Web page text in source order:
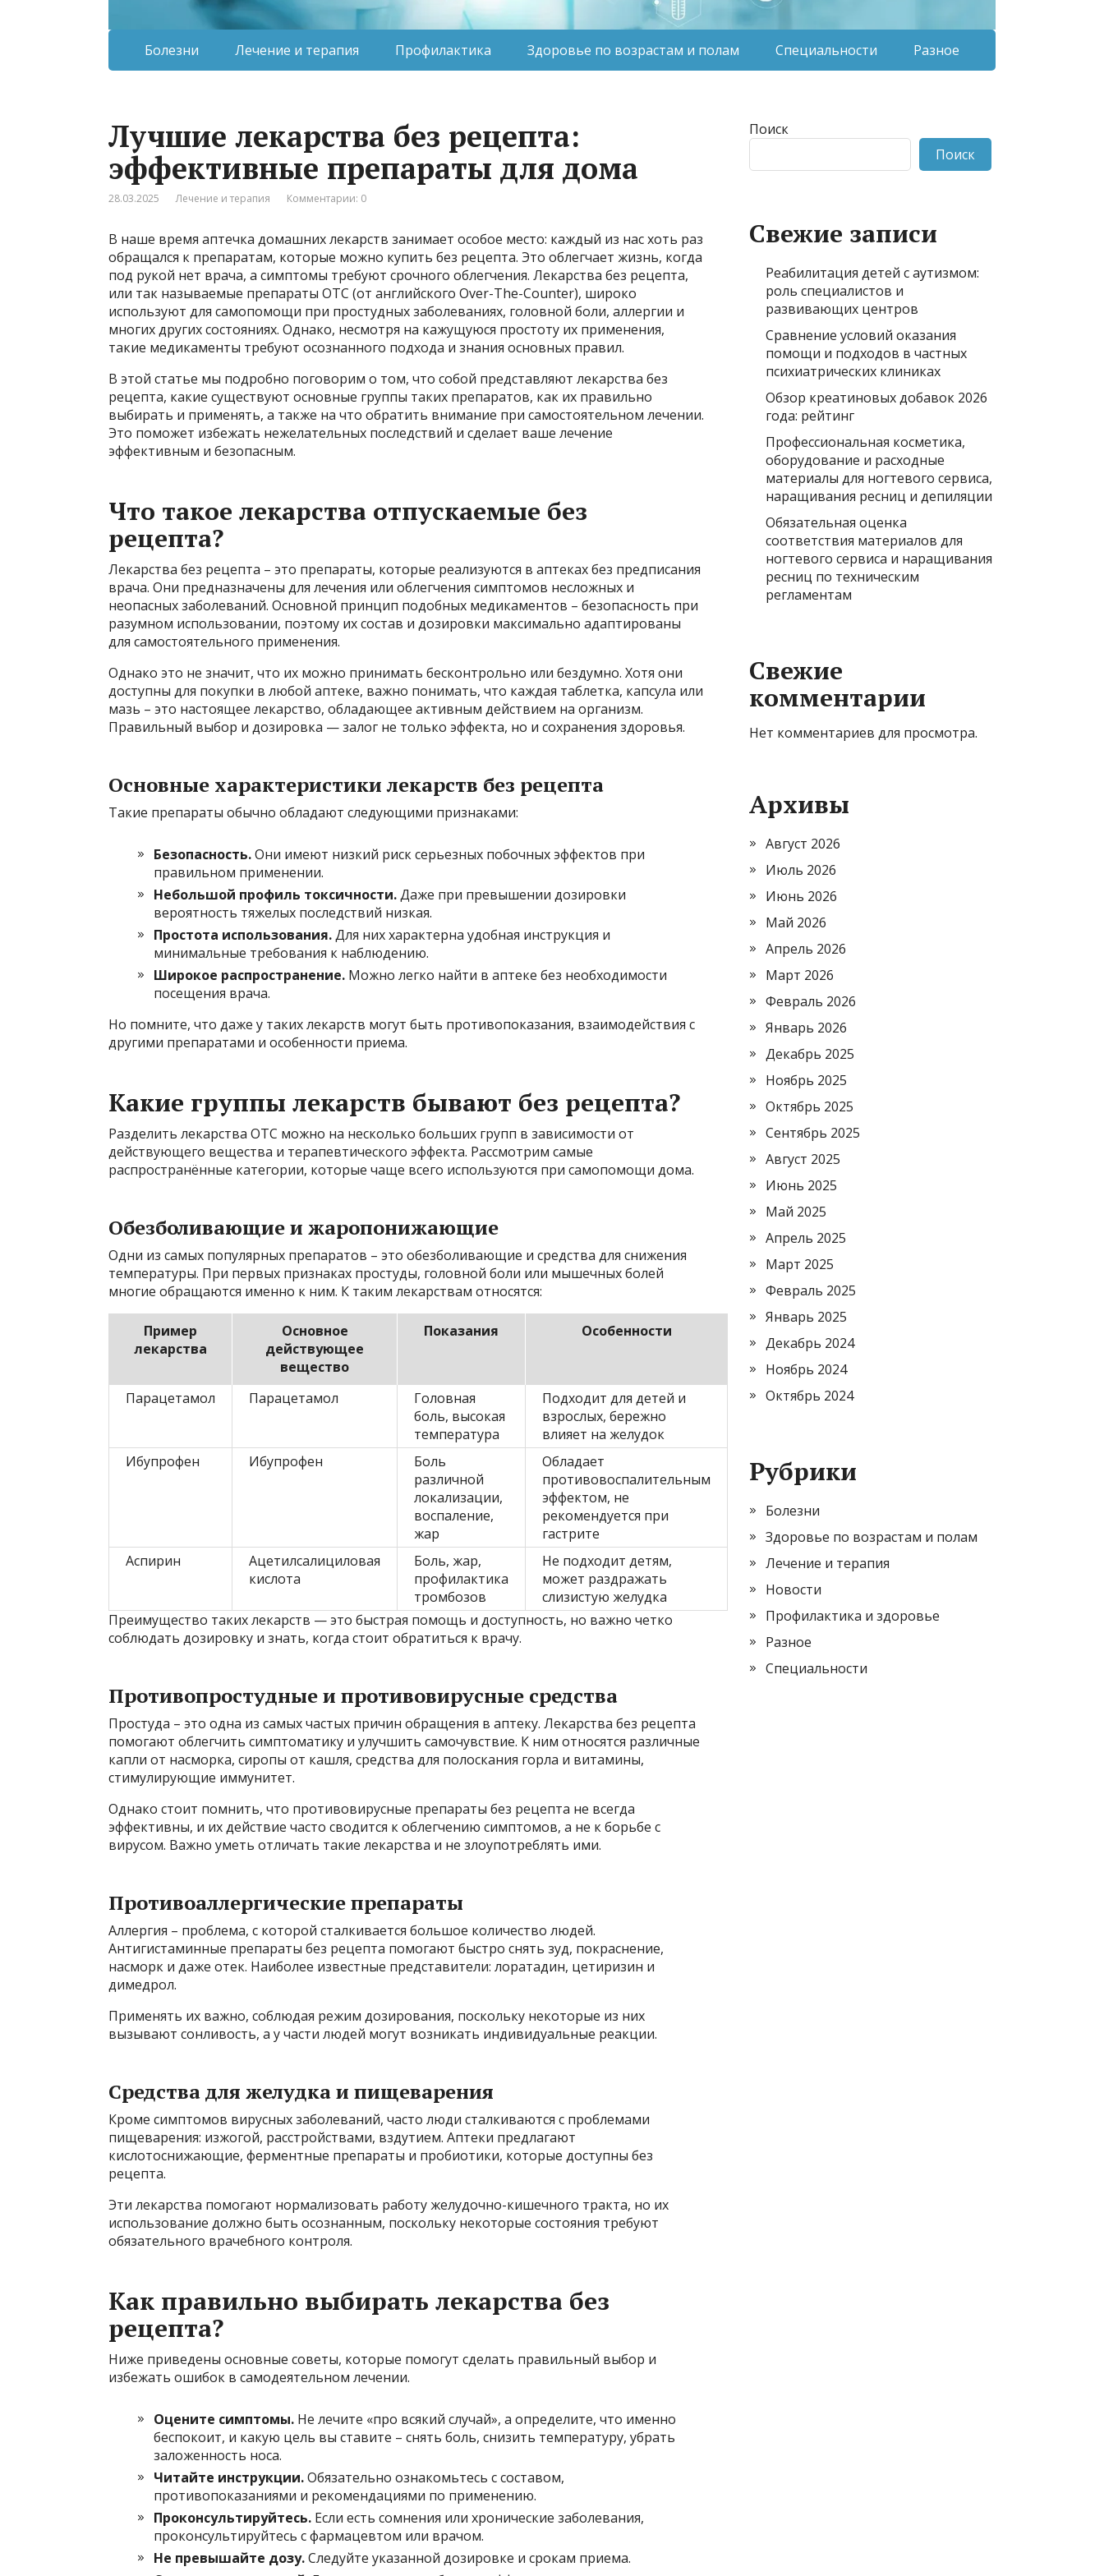
Болезни Лечение и терапия Профилактика Здоровье по возрастам и полам Специальности Разное
Лучшие лекарства без рецепта:
эффективные препараты для дома
28.03.2025 Лечение и терапия Комментарии: 0
В наше время аптечка домашних лекарств занимает особое место: каждый из нас хоть раз
обращался к препаратам, которые можно купить без рецепта. Это облегчает жизнь, когда
под рукой нет врача, а симптомы требуют срочного облегчения. Лекарства без рецепта,
или так называемые препараты OTC (от английского Over-The-Counter), широко
используют для самопомощи при простудных заболеваниях, головной боли, аллергии и
многих других состояниях. Однако, несмотря на кажущуюся простоту их применения,
такие медикаменты требуют осознанного подхода и знания основных правил.
В этой статье мы подробно поговорим о том, что собой представляют лекарства без
рецепта, какие существуют основные группы таких препаратов, как их правильно
выбирать и применять, а также на что обратить внимание при самостоятельном лечении.
Это поможет избежать нежелательных последствий и сделает ваше лечение
эффективным и безопасным.
Что такое лекарства отпускаемые без
рецепта?
Лекарства без рецепта – это препараты, которые реализуются в аптеках без предписания
врача. Они предназначены для лечения или облегчения симптомов несложных и
неопасных заболеваний. Основной принцип подобных медикаментов – безопасность при
разумном использовании, поэтому их состав и дозировки максимально адаптированы
для самостоятельного применения.
Однако это не значит, что их можно принимать бесконтрольно или бездумно. Хотя они
доступны для покупки в любой аптеке, важно понимать, что каждая таблетка, капсула или
мазь – это настоящее лекарство, обладающее активным действием на организм.
Правильный выбор и дозировка — залог не только эффекта, но и сохранения здоровья.
Основные характеристики лекарств без рецепта
Такие препараты обычно обладают следующими признаками:
Безопасность.Они имеют низкий риск серьезных побочных эффектов при
правильном применении.
Небольшой профиль токсичности.Даже при превышении дозировки
вероятность тяжелых последствий низкая.
Простота использования.Для них характерна удобная инструкция и
минимальные требования к наблюдению.
Широкое распространение. Можно легко найти в аптеке без необходимости
посещения врача.
Но помните, что даже у таких лекарств могут быть противопоказания, взаимодействия с
другими препаратами и особенности приема.
Какие группы лекарств бывают без рецепта?
Разделить лекарства OTC можно на несколько больших групп в зависимости от
действующего вещества и терапевтического эффекта. Рассмотрим самые
распространённые категории, которые чаще всего используются при самопомощи дома.
Обезболивающие и жаропонижающие
Одни из самых популярных препаратов – это обезболивающие и средства для снижения
температуры. При первых признаках простуды, головной боли или мышечных болей
многие обращаются именно к ним. К таким лекарствам относятся:
Пример
лекарства
Основное
действующее
вещество
Показания Особенности
Парацетамол Парацетамол
Головная
боль, высокая
температура
Подходит для детей и
взрослых, бережно
влияет на желудок
Ибупрофен
Ибупрофен
Боль
различной
локализации,
воспаление,
жар
Обладает
противовоспалительным
эффектом, не
рекомендуется при
гастрите
Аспирин
Ацетилсалициловая
кислота
Боль, жар,
профилактика
тромбозов
Не подходит детям,
может раздражать
слизистую желудка
Преимущество таких лекарств — это быстрая помощь и доступность, но важно четко
соблюдать дозировку и знать, когда стоит обратиться к врачу.
Противопростудные и противовирусные средства
Простуда – это одна из самых частых причин обращения в аптеку. Лекарства без рецепта
помогают облегчить симптоматику и улучшить самочувствие. К ним относятся различные
капли от насморка, сиропы от кашля, средства для полоскания горла и витамины,
стимулирующие иммунитет.
Однако стоит помнить, что противовирусные препараты без рецепта не всегда
эффективны, и их действие часто сводится к облегчению симптомов, а не к борьбе с
вирусом. Важно уметь отличать такие лекарства и не злоупотреблять ими.
Противоаллергические препараты
Аллергия – проблема, с которой сталкивается большое количество людей.
Антигистаминные препараты без рецепта помогают быстро снять зуд, покраснение,
насморк и даже отек. Наиболее известные представители: лоратадин, цетиризин и
димедрол.
Применять их важно, соблюдая режим дозирования, поскольку некоторые из них
вызывают сонливость, а у части людей могут возникать индивидуальные реакции.
Средства для желудка и пищеварения
Кроме симптомов вирусных заболеваний, часто люди сталкиваются с проблемами
пищеварения: изжогой, расстройствами, вздутием. Аптеки предлагают
кислотоснижающие, ферментные препараты и пробиотики, которые доступны без
рецепта.
Эти лекарства помогают нормализовать работу желудочно-кишечного тракта, но их
использование должно быть осознанным, поскольку некоторые состояния требуют
обязательного врачебного контроля.
Как правильно выбирать лекарства без
рецепта?
Ниже приведены основные советы, которые помогут сделать правильный выбор и
избежать ошибок в самодеятельном лечении.
Оцените симптомы. Не лечите «про всякий случай», а определите, что именно
беспокоит, и какую цель вы ставите – снять боль, снизить температуру, убрать
заложенность носа.
Читайте инструкции.Обязательно ознакомьтесь с составом,
противопоказаниями и рекомендациями по применению.
Проконсультируйтесь. Если есть сомнения или хронические заболевания,
проконсультируйтесь с фармацевтом или врачом.
Не превышайте дозу.Следуйте указанной дозировке и срокам приема.
Поиск
Поиск
Свежие записи
Реабилитация детей с аутизмом:
роль специалистов и
развивающих центров
Сравнение условий оказания
помощи и подходов в частных
психиатрических клиниках
Обзор креатиновых добавок 2026
года: рейтинг
Профессиональная косметика,
оборудование и расходные
материалы для ногтевого сервиса,
наращивания ресниц и депиляции
Обязательная оценка
соответствия материалов для
ногтевого сервиса и наращивания
ресниц по техническим
регламентам
Свежие
комментарии
Нет комментариев для просмотра.
Архивы
Август 2026
Июль 2026
Июнь 2026
Май 2026
Апрель 2026
Март 2026
Февраль 2026
Январь 2026
Декабрь 2025
Ноябрь 2025
Октябрь 2025
Сентябрь 2025
Август 2025
Июнь 2025
Май 2025
Апрель 2025
Март 2025
Февраль 2025
Январь 2025
Декабрь 2024
Ноябрь 2024
Октябрь 2024
Рубрики
Болезни
Здоровье по возрастам и полам
Лечение и терапия
Новости
Профилактика и здоровье
Разное
Специальности